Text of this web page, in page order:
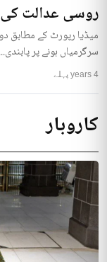
روسی عدالت کی
میڈیا رپورٹ کے مطابق
سرگرمیاں ہونے پر پابندی...
4 years پہلے
کاروبار